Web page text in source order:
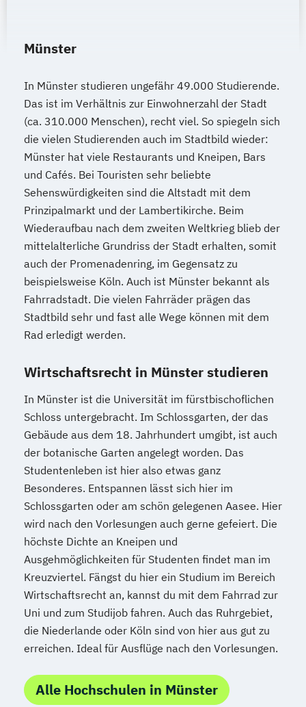
Münster
In Münster studieren ungefähr 49.000 Studierende.
Das ist im Verhältnis zur Einwohnerzahl der Stadt
(ca. 310.000 Menschen), recht viel. So spiegeln sich
die vielen Studierenden auch im Stadtbild wieder:
Münster hat viele Restaurants und Kneipen, Bars
und Cafés. Bei Touristen sehr beliebte
Sehenswürdigkeiten sind die Altstadt mit dem
Prinzipalmarkt und der Lambertikirche. Beim
Wiederaufbau nach dem zweiten Weltkrieg blieb der
mittelalterliche Grundriss der Stadt erhalten, somit
auch der Promenadenring, im Gegensatz zu
beispielsweise Köln. Auch ist Münster bekannt als
Fahrradstadt. Die vielen Fahrräder prägen das
Stadtbild sehr und fast alle Wege können mit dem
Rad erledigt werden.
Wirtschaftsrecht in Münster studieren
In Münster ist die Universität im fürstbischoflichen
Schloss untergebracht. Im Schlossgarten, der das
Gebäude aus dem 18. Jahrhundert umgibt, ist auch
der botanische Garten angelegt worden. Das
Studentenleben ist hier also etwas ganz
Besonderes. Entspannen lässt sich hier im
Schlossgarten oder am schön gelegenen Aasee. Hier
wird nach den Vorlesungen auch gerne gefeiert. Die
höchste Dichte an Kneipen und
Ausgehmöglichkeiten für Studenten findet man im
Kreuzviertel. Fängst du hier ein Studium im Bereich
Wirtschaftsrecht an, kannst du mit dem Fahrrad zur
Uni und zum Studijob fahren. Auch das Ruhrgebiet,
die Niederlande oder Köln sind von hier aus gut zu
erreichen. Ideal für Ausflüge nach den Vorlesungen.
Alle Hochschulen in Münster